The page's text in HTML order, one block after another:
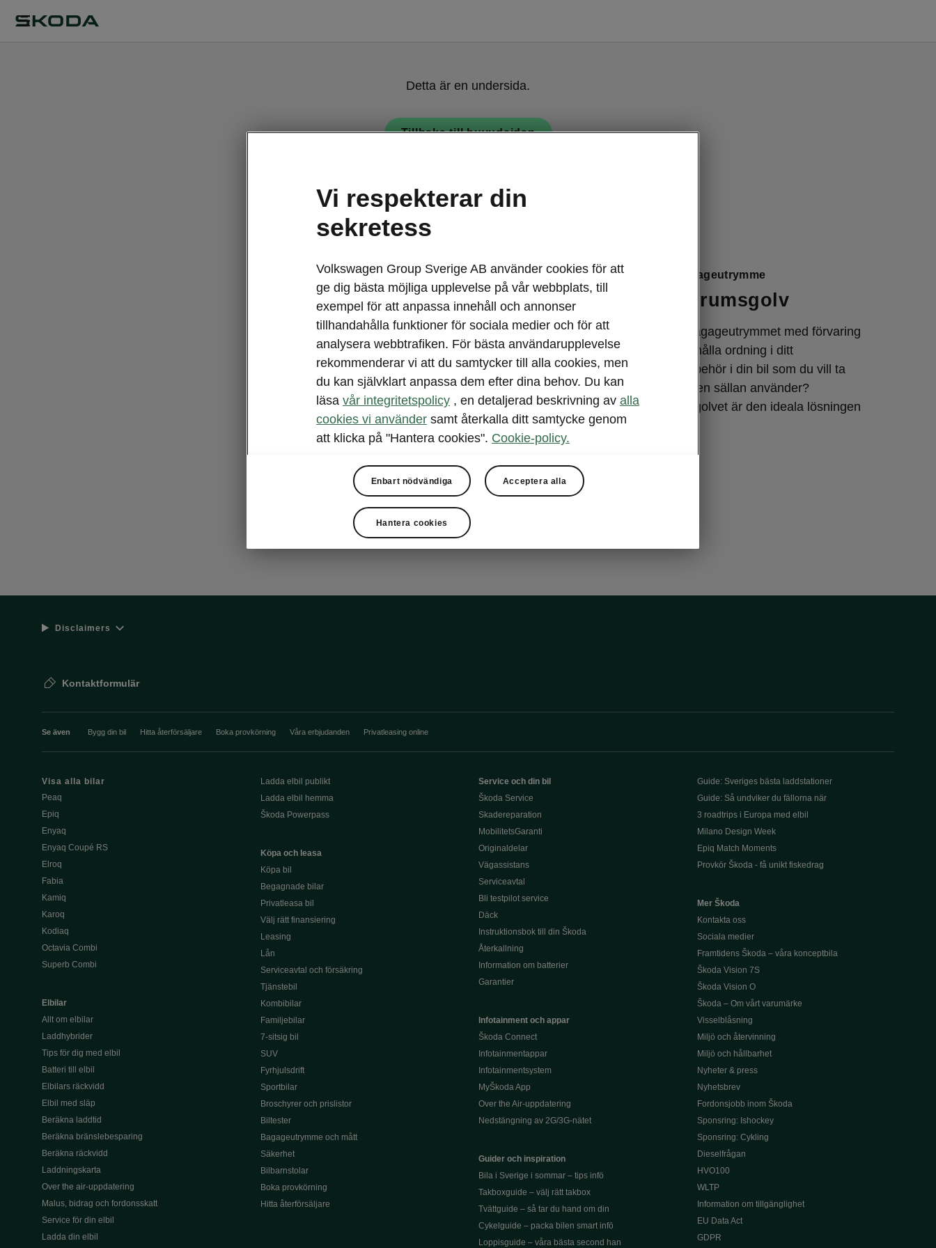
Detta är en undersida.
Tillbaka till huvudsidan
Škoda Enyaq - Flexibelt bagageutrymme
Flexibelt bagagerumsgolv
Det praktiska och flexibla bagageutrymmet med förvaring
under golvet hjälper dig att hålla ordning i ditt
bagageutrymme. Har du tillbehör i din bil som du vill ta
med dig vart du än reser, men sällan använder?
Förvaringsutrymmet under golvet är den ideala lösningen
för dem.
Disclaimers
Kontaktformulär
Se även Bygg din bil Hitta återförsäljare Boka provkörning Våra erbjudanden Privatleasing online
Visa alla bilar
Peaq
Epiq
Enyaq
Enyaq Coupé RS
Elroq
Fabia
Kamiq
Karoq
Kodiaq
Octavia Combi
Superb Combi
Elbilar
Allt om elbilar
Laddhybrider
Tips för dig med elbil
Batteri till elbil
Elbilars räckvidd
Elbil med släp
Beräkna laddtid
Beräkna bränslebesparing
Beräkna räckvidd
Laddningskarta
Over the air-uppdatering
Malus, bidrag och fordonsskatt
Service för din elbil
Ladda din elbil
Ladda elbil publikt
Ladda elbil hemma
Škoda Powerpass
Köpa och leasa
Köpa bil
Begagnade bilar
Privatleasa bil
Välj rätt finansiering
Leasing
Lån
Serviceavtal och försäkring
Tjänstebil
Kombibilar
Familjebilar
7-sitsig bil
SUV
Fyrhjulsdrift
Sportbilar
Broschyrer och prislistor
Biltester
Bagageutrymme och mått
Säkerhet
Bilbarnstolar
Boka provkörning
Hitta återförsäljare
Service och din bil
Škoda Service
Skadereparation
MobilitetsGaranti
Originaldelar
Vägassistans
Serviceavtal
Bli testpilot service
Däck
Instruktionsbok till din Škoda
Återkallning
Information om batterier
Garantier
Infotainment och appar
Škoda Connect
Infotainmentappar
Infotainmentsystem
MyŠkoda App
Over the Air-uppdatering
Nedstängning av 2G/3G-nätet
Guider och inspiration
Bila i Sverige i sommar – tips infö
Takboxguide – välj rätt takbox
Tvättguide – så tar du hand om din
Cykelguide – packa bilen smart infö
Loppisguide – våra bästa second han
Guide: Sveriges bästa laddstationer
Guide: Så undviker du fällorna när
3 roadtrips i Europa med elbil
Milano Design Week
Epiq Match Moments
Provkör Škoda - få unikt fiskedrag
Mer Škoda
Kontakta oss
Sociala medier
Framtidens Škoda – våra konceptbila
Škoda Vision 7S
Škoda Vision O
Škoda – Om vårt varumärke
Visselblåsning
Miljö och återvinning
Miljö och hållbarhet
Nyheter & press
Nyhetsbrev
Fordonsjobb inom Škoda
Sponsring: Ishockey
Sponsring: Cykling
Dieselfrågan
HVO100
WLTP
Information om tillgänglighet
EU Data Act
GDPR
Vi respekterar din
sekretess
Volkswagen Group Sverige AB använder cookies för att
ge dig bästa möjliga upplevelse på vår webbplats, till
exempel för att anpassa innehåll och annonser
tillhandahålla funktioner för sociala medier och för att
analysera webbtrafiken. För bästa användarupplevelse
rekommenderar vi att du samtycker till alla cookies, men
du kan självklart anpassa dem efter dina behov. Du kan
läsa vår integritetspolicy , en detaljerad beskrivning av alla
cookies vi använder samt återkalla ditt samtycke genom
att klicka på "Hantera cookies". Cookie-policy.
Enbart nödvändiga Acceptera alla
Hantera cookies